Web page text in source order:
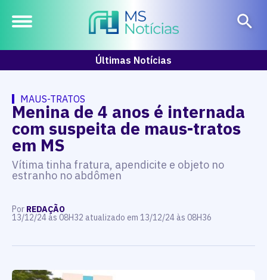
Últimas Notícias
MAUS-TRATOS
Menina de 4 anos é internada
com suspeita de maus-tratos
em MS
Vítima tinha fratura, apendicite e objeto no
estranho no abdômen
Por REDAÇÃO
13/12/24 às 08H32 atualizado em 13/12/24 às 08H36